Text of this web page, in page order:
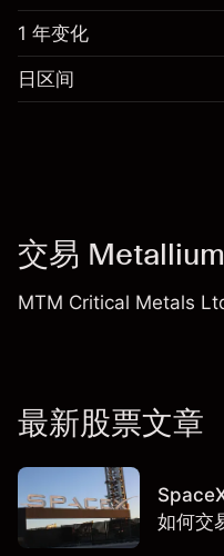
1 年变化
日区间
交易
MTM Critical Metals
最新股票文章
如何交